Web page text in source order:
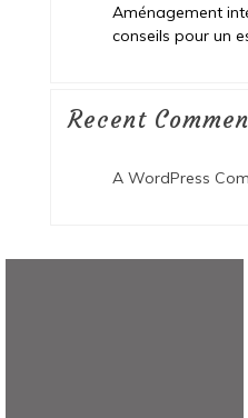
Aménagement
conseils pour un
Recent
A WordPress